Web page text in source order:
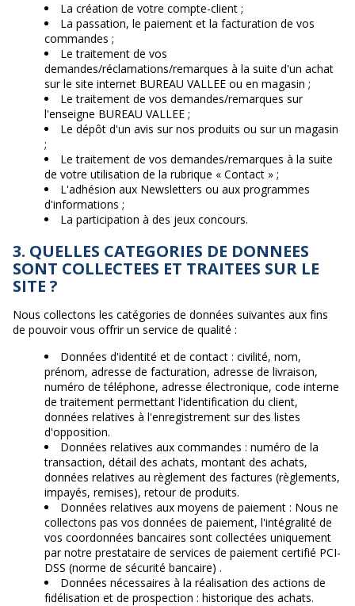
La création de votre compte-client ;
La passation, le paiement et la facturation de vos
commandes ;
Le traitement de vos
demandes/réclamations/remarques à la suite d'un achat
sur le site internet BUREAU VALLEE ou en magasin ;
Le traitement de vos demandes/remarques sur
l'enseigne BUREAU VALLEE ;
Le dépôt d'un avis sur nos produits ou sur un magasin
;
Le traitement de vos demandes/remarques à la suite
de votre utilisation de la rubrique « Contact » ;
L'adhésion aux Newsletters ou aux programmes
d'informations ;
La participation à des jeux concours.
3. QUELLES CATEGORIES DE DONNEES
SONT COLLECTEES ET TRAITEES SUR LE
SITE ?
Nous collectons les catégories de données suivantes aux fins
de pouvoir vous offrir un service de qualité :
Données d'identité et de contact : civilité, nom,
prénom, adresse de facturation, adresse de livraison,
numéro de téléphone, adresse électronique, code interne
de traitement permettant l'identification du client,
données relatives à l'enregistrement sur des listes
d'opposition.
Données relatives aux commandes : numéro de la
transaction, détail des achats, montant des achats,
données relatives au règlement des factures (règlements,
impayés, remises), retour de produits.
Données relatives aux moyens de paiement : Nous ne
collectons pas vos données de paiement, l'intégralité de
vos coordonnées bancaires sont collectées uniquement
par notre prestataire de services de paiement certifié PCI-
DSS (norme de sécurité bancaire) .
Données nécessaires à la réalisation des actions de
fidélisation et de prospection : historique des achats.